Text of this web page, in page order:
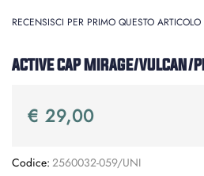
RECENSISCI PER PRIMO QUESTO ARTICOLO
ACTIVE CAP MIRAGE/VULCAN/
€ 29,00
Codice: 2560032-059/UNI